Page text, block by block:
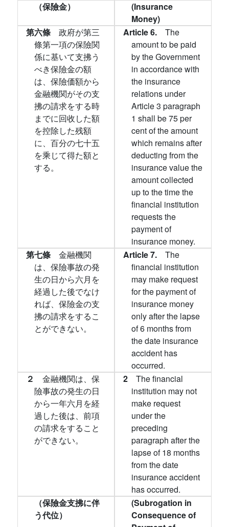
（保險金）
(Insurance
Money)
第六條 政府が第三
條第一項の保險関
係に基いて支拂う
べき保險金の額
は、保險価額から
金融機関がその支
拂の請求をする時
までに回收した額
を控除した残額
に、百分の七十五
を乘じて得た額と
する。
Article 6. The
amount to be paid
by the Government
in accordance with
the insurance
relations under
Article 3 paragraph
1 shall be 75 per
cent of the amount
which remains after
deducting from the
insurance value the
amount collected
up to the time the
financial institution
requests the
payment of
insurance money.
第七條 金融機関
は、保險事故の発
生の日から六月を
経過した後でなけ
れば、保險金の支
拂の請求をするこ
とができない。
Article 7. The
financial institution
may make request
for the payment of
insurance money
only after the lapse
of 6 months from
the date insurance
accident has
occurred.
２ 金融機関は、保
險事故の発生の日
から一年六月を経
過した後は、前項
の請求をすること
ができない。
2 The financial
institution may not
make request
under the
preceding
paragraph after the
lapse of 18 months
from the date
insurance accident
has occurred.
（保險金支拂に伴
う代位）
(Subrogation in
Consequence of